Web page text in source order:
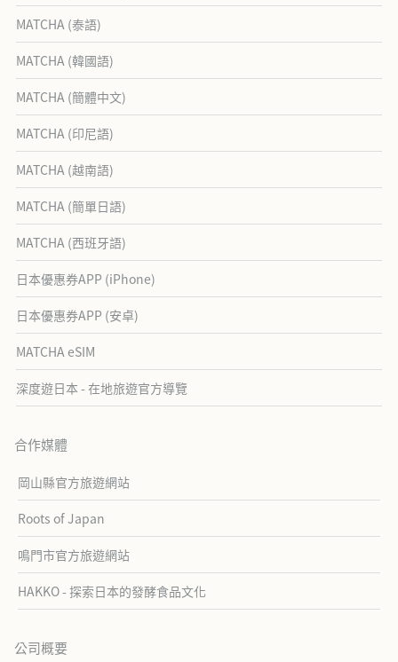
MATCHA (泰語)
MATCHA (韓國語)
MATCHA (簡體中文)
MATCHA (印尼語)
MATCHA (越南語)
MATCHA (簡單日語)
MATCHA (西班牙語)
日本優惠券APP (iPhone)
日本優惠券APP (安卓)
MATCHA eSIM
深度遊日本 - 在地旅遊官方導覽
合作媒體
岡山縣官方旅遊網站
Roots of Japan
鳴門市官方旅遊網站
HAKKO - 探索日本的發酵食品文化
公司概要